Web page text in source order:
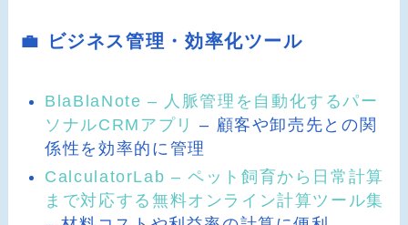
💼 ビジネス管理・効率化ツール
BlaBlaNote – 人脈管理を自動化するパー
ソナルCRMアプリ – 顧客や卸売先との関
係性を効率的に管理
CalculatorLab – ペット飼育から日常計算
まで対応する無料オンライン計算ツール集